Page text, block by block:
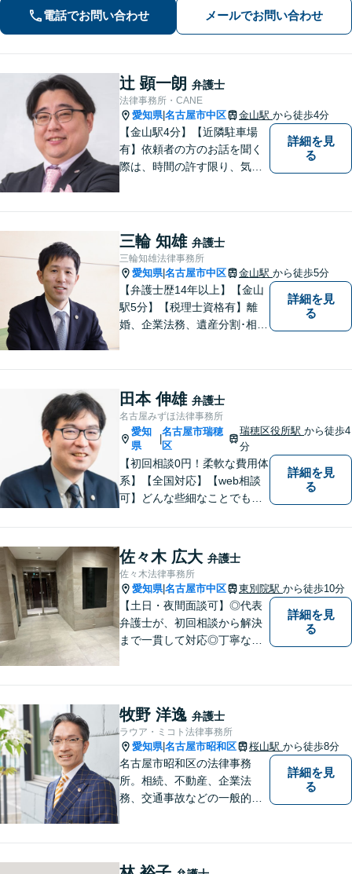
業展開できるよう、法律家の視点でサ
ポートします！【御器所駅／桜山駅徒
電話でお問い合わせ メールでお問い合わせ
辻 顕一朗 弁護士
法律事務所・CANE
愛知県|名古屋市中区 金山駅 から徒歩4分
【金山駅4分】【近隣駐車場
有】依頼者の方のお話を聞く
際は、時間の許す限り、気の
った対応・解決を目指しま
す。ぜひ、お気軽にご相談く
ださい。
詳細を見
る
三輪 知雄 弁護士
三輪知雄法律事務所
愛知県|名古屋市中区 金山駅 から徒歩5分
【弁護士歴14年以上】【金山
駅5分】【税理士資格有】離
婚、企業法務、遺産分割･相続
解決。【公式LINE】連絡も便
利！お気軽にご相談くださ
い！
詳細を見
る
田本 伸雄 弁護士
名古屋みずほ法律事務所
愛知
県
名古屋市瑞穂
区
瑞穂区役所駅から徒歩4
分
【初回相談0円！柔軟な費用体
系】【全国対応】【web相談
可】どんな些細なことでもお
ターネット／削除請求や開示
請求、利用規約などのトラブ
ルはお任せ！相続／感情面の
納得感を重視します。
詳細を見
る
佐々木 広大 弁護士
佐々木法律事務所
愛知県|名古屋市中区 東別院駅 から徒歩10分
【土日・夜間面談可】◎代表
弁護士が、初回相談から解決
まで一貫して対応◎丁寧な対
を目指します【相続問題】遺
産分割調停や審判もお任せく
ださい【東別院駅】
詳細を見
る
牧野 洋逸 弁護士
ラウア・ミコト法律事務所
愛知県|名古屋市昭和区 桜山駅 から徒歩8分
名古屋市昭和区の法律事務
所。相続、不動産、企業法
務、交通事故などの一般的な
料】【桜山駅より徒歩８分】
詳細を見
る